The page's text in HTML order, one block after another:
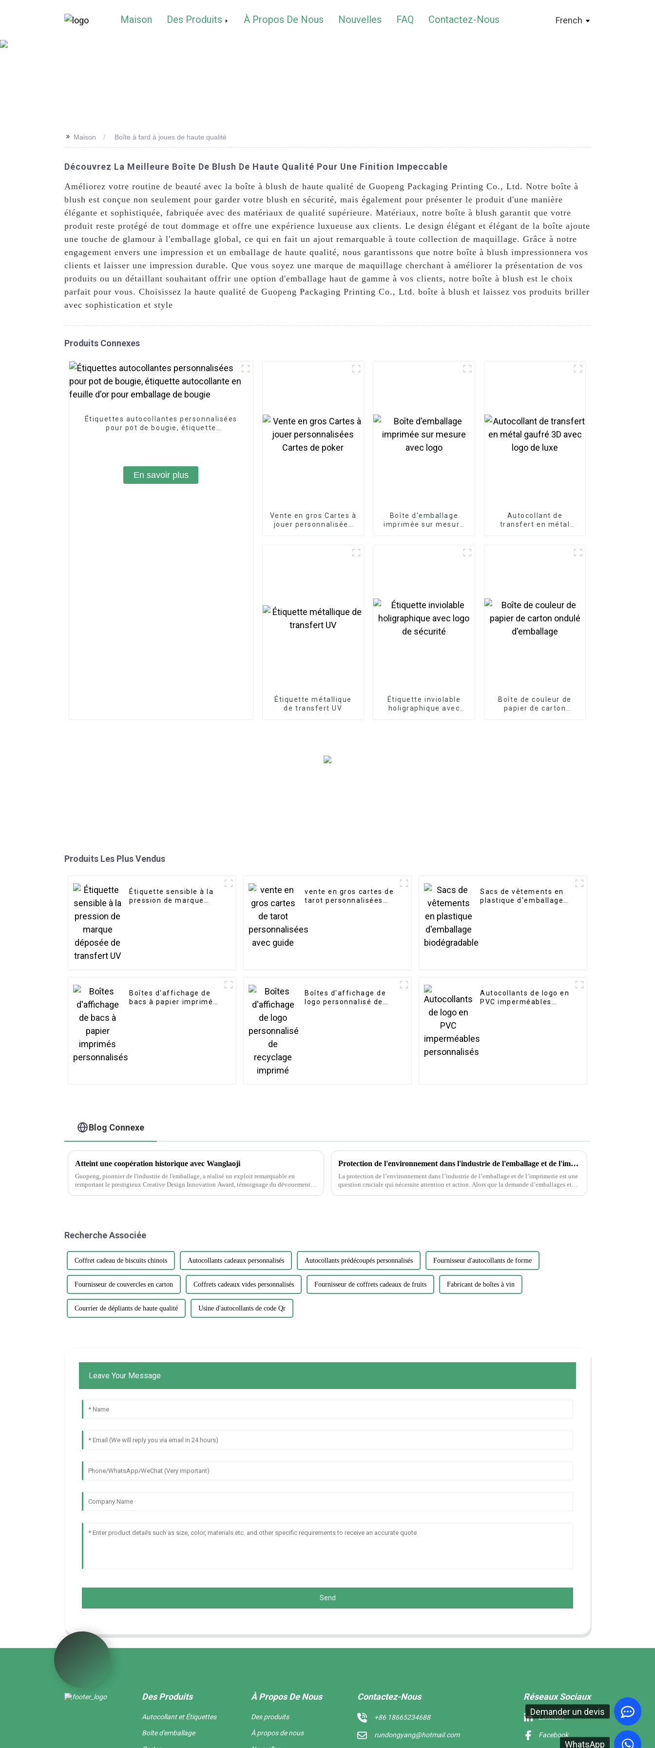
Maison Des Produits À Propos De Nous Nouvelles FAQ Contactez-Nous French
Demander un devis
WhatsApp
>> Maison Boîte à fard à joues de haute qualité
Découvrez La Meilleure Boîte De Blush De Haute Qualité Pour Une Finition Impeccable
Améliorez votre routine de beauté avec la boîte à blush de haute qualité de Guopeng Packaging Printing Co., Ltd. Notre boîte à
blush est conçue non seulement pour garder votre blush en sécurité, mais également pour présenter le produit d'une manière
élégante et sophistiquée, fabriquée avec des matériaux de qualité supérieure. Matériaux, notre boîte à blush garantit que votre
produit reste protégé de tout dommage et offre une expérience luxueuse aux clients. Le design élégant et élégant de la boîte ajoute
une touche de glamour à l'emballage global, ce qui en fait un ajout remarquable à toute collection de maquillage. Grâce à notre
engagement envers une impression et un emballage de haute qualité, nous garantissons que notre boîte à blush impressionnera vos
clients et laisser une impression durable. Que vous soyez une marque de maquillage cherchant à améliorer la présentation de vos
produits ou un détaillant souhaitant offrir une option d'emballage haut de gamme à vos clients, notre boîte à blush est le choix
parfait pour vous. Choisissez la haute qualité de Guopeng Packaging Printing Co., Ltd. boîte à blush et laissez vos produits briller
avec sophistication et style
Produits Connexes
Étiquettes autocollantes personnalisées
pour pot de bougie, étiquette
En savoir plus
Vente en gros Cartes à
jouer personnalisées
Boîte d'emballage
imprimée sur mesure
Autocollant de
transfert en métal
Étiquette métallique
de transfert UV
Étiquette inviolable
holigraphique avec
Boîte de couleur de
papier de carton
Produits Les Plus Vendus
Étiquette sensible à la
pression de marque
vente en gros cartes de
tarot personnalisées
Sacs de vêtements en
plastique d'emballage
Boîtes d'affichage de
bacs à papier imprimés
Boîtes d'affichage de
logo personnalisé de
Autocollants de logo en
PVC imperméables
Blog Connexe
Atteint une coopération historique avec Wanglaoji
Guopeng, pionnier de l'industrie de l'emballage, a réalisé un exploit remarquable en
remportant le prestigieux Creative Design Innovation Award, témoignage du dévouement
Protection de l'environnement dans l'industrie de l'emballage et de l'imprimerie
La protection de l’environnement dans l’industrie de l’emballage et de l’imprimerie est une
question cruciale qui nécessite attention et action. Alors que la demande d’emballages et
Recherche Associée
Coffret cadeau de biscuits chinois Autocollants cadeaux personnalisés Autocollants prédécoupés personnalisés Fournisseur d'autocollants de forme
Fournisseur de couvercles en carton Coffrets cadeaux vides personnalisés Fournisseur de coffrets cadeaux de fruits Fabricant de boîtes à vin
Courrier de dépliants de haute qualité Usine d'autocollants de code Qr
Leave Your Message
Send
Des Produits
Autocollant et Étiquettes
Boîte d'emballage
À Propos De Nous
Des produits
À propos de nous
Contactez-Nous
+86 18665234688
rundongyang@hotmail.com
Réseaux Sociaux
Linkedin
Facebook